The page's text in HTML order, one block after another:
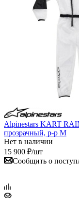
Alpinestars KART
прозрачный, р-р M
Нет в наличии
15 900 ₽/шт
Сообщить о